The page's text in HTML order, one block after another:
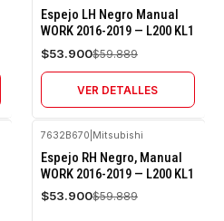
-10%
OFF
Espejo LH Negro Manual
WORK 2016-2019 — L200 KL1
$53.900$59.889
VER DETALLES
-10%
OFF
7632B670 Mitsubishi
Espejo RH Negro, Manual
WORK 2016-2019 — L200 KL1
$53.900$59.889